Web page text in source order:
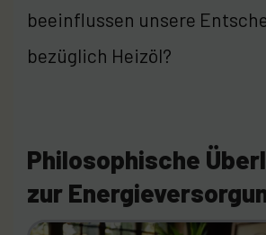
beeinflussen unsere
bezüglich Heizöl?
Philosophische
zur